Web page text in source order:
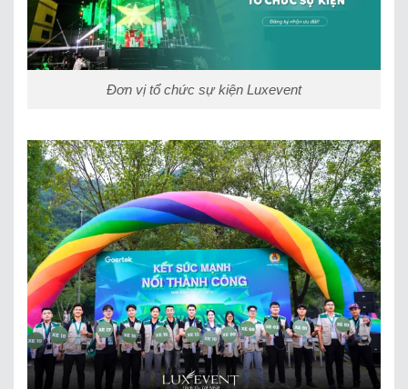
Đơn vị tổ chức sự kiện Luxevent